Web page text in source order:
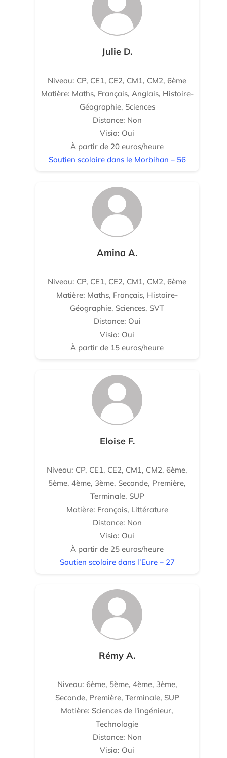
Julie D.
Niveau: CP, CE1, CE2, CM1, CM2, 6ème
Matière: Maths, Français, Anglais, Histoire-
Géographie, Sciences
Distance: Non
Visio: Oui
À partir de 20 euros/heure
Soutien scolaire dans le Morbihan – 56
Amina A.
Niveau: CP, CE1, CE2, CM1, CM2, 6ème
Matière: Maths, Français, Histoire-
Géographie, Sciences, SVT
Distance: Oui
Visio: Oui
À partir de 15 euros/heure
Eloise F.
Niveau: CP, CE1, CE2, CM1, CM2, 6ème,
5ème, 4ème, 3ème, Seconde, Première,
Terminale, SUP
Matière: Français, Littérature
Distance: Non
Visio: Oui
À partir de 25 euros/heure
Soutien scolaire dans l’Eure – 27
Rémy A.
Niveau: 6ème, 5ème, 4ème, 3ème,
Seconde, Première, Terminale, SUP
Matière: Sciences de l'ingénieur,
Technologie
Distance: Non
Visio: Oui